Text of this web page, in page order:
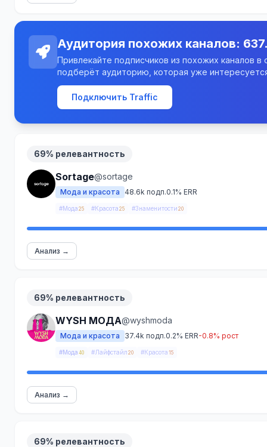
Аудитория похожих каналов:
Привлекайте подписчиков из похожих каналов в
подберёт аудиторию, которая уже
Подключить Traffic
69% релевантность
Sortage@sortage
Мода и красота 48.6k подп.0.1% ERR
#Мода 25 #Красота 25 #Знаменитости 20
Анализ →
69% релевантность
WYSH МОДА@wyshmoda
Мода и красота 37.4k подп.0.2% ERR-0.8% рост
#Мода 40 #Лайфстайл 20 #Красота 15
Анализ →
69% релевантность